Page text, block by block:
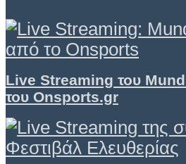
Live Streaming του
του Onsports.gr